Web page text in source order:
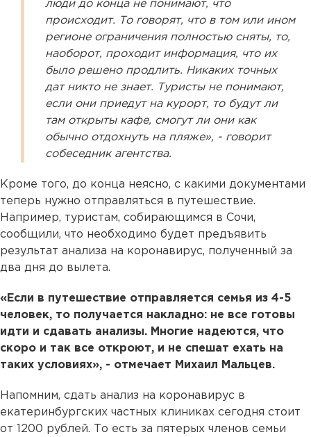
люди до конца не понимают, что
происходит. То говорят, что в том или ином
регионе ограничения полностью сняты, то,
наоборот, проходит информация, что их
было решено продлить. Никаких точных
дат никто не знает. Туристы не понимают,
если они приедут на курорт, то будут ли
там открыты кафе, смогут ли они как
обычно отдохнуть на пляже», - говорит
собеседник агентства.
Кроме того, до конца неясно, с какими документами
теперь нужно отправляться в путешествие.
Например, туристам, собирающимся в Сочи,
сообщили, что необходимо будет предъявить
результат анализа на коронавирус, полученный за
два дня до вылета.
«Если в путешествие отправляется семья из 4-5
человек, то получается накладно: не все готовы
идти и сдавать анализы. Многие надеются, что
скоро и так все откроют, и не спешат ехать на
таких условиях», - отмечает Михаил Мальцев.
Напомним, сдать анализ на коронавирус в
екатеринбургских частных клиниках сегодня стоит
от 1200 рублей. То есть за пятерых членов семьи